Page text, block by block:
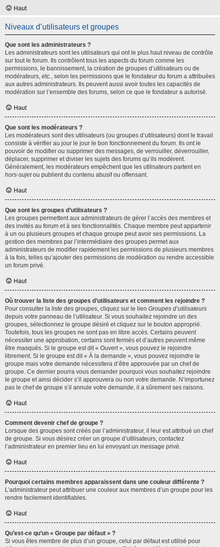
Haut
Niveaux d’utilisateurs et groupes
Que sont les administrateurs ?
Les administrateurs sont les utilisateurs qui ont le plus haut niveau de contrôle
sur tout le forum. Ils contrôlent tous les aspects du forum comme les
permissions, le bannissement, la création de groupes d’utilisateurs ou de
modérateurs, etc., selon les permissions que le fondateur du forum a attribuées
aux autres administrateurs. Ils peuvent aussi avoir toutes les capacités de
modération sur l’ensemble des forums, selon ce que le fondateur a autorisé.
Haut
Que sont les modérateurs ?
Les modérateurs sont des utilisateurs (ou groupes d’utilisateurs) dont le travail
consiste à vérifier au jour le jour le bon fonctionnement du forum. Ils ont le
pouvoir de modifier ou supprimer des messages, de verrouiller, déverrouiller,
déplacer, supprimer et diviser les sujets des forums qu’ils modèrent.
Généralement, les modérateurs empêchent que les utilisateurs partent en
hors-sujetou publient du contenu abusif ou offensant.
Haut
Que sont les groupes d’utilisateurs ?
Les groupes permettent aux administrateurs de gérer l’accès des membres et
des invités au forum et à ses fonctionnalités. Chaque membre peut appartenir
à un ou plusieurs groupes et chaque groupe peut avoir ses permissions. La
gestion des membres par l’intermédiaire des groupes permet aux
administrateurs de modifier rapidement les permissions de plusieurs membres
à la fois, telles qu’ajouter des permissions de modération ou rendre accessible
un forum privé.
Haut
Où trouver la liste des groupes d’utilisateurs et comment les rejoindre ?
Pour consulter la liste des groupes, cliquez sur le lien Groupes d’utilisateurs
depuis votre panneau de l’utilisateur. Si vous souhaitez rejoindre un des
groupes, sélectionnez le groupe désiré et cliquez sur le bouton approprié.
Toutefois, tous les groupes ne sont pas en libre accès. Certains peuvent
nécessiter une approbation, certains sont fermés et d’autres peuvent même
être masqués. Si le groupe est dit « Ouvert », vous pouvez le rejoindre
librement. Si le groupe est dit « À la demande », vous pouvez rejoindre le
groupe mais votre demande nécessitera d’être approuvée par un chef de
groupe. Ce dernier pourra vous demander pourquoi vous souhaitez rejoindre
le groupe et ainsi décider s’il approuvera ou non votre demande. N’importunez
pas le chef de groupe s’il annule votre demande, il a sûrement ses raisons.
Haut
Comment devenir chef de groupe ?
Lorsque des groupes sont créés par l’administrateur, il leur est attribué un chef
de groupe. Si vous désirez créer un groupe d’utilisateurs, contactez
l’administrateur en premier lieu en lui envoyant un message privé.
Haut
Pourquoi certains membres apparaissent dans une couleur différente ?
L’administrateur peut attribuer une couleur aux membres d’un groupe pour les
rendre facilement identifiables.
Haut
Qu’est-ce qu’un « Groupe par défaut » ?
Si vous êtes membre de plus d’un groupe, celui par défaut est utilisé pour